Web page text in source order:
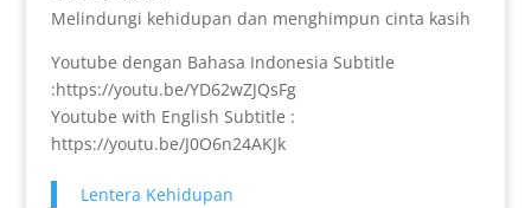
Melindungi kehidupan dan menghimpun cinta kasih
Youtube dengan Bahasa Indonesia Subtitle
:https://youtu.be/YD62wZJQsFg
Youtube with English Subtitle :
https://youtu.be/J0O6n24AKJk
Lentera Kehidupan